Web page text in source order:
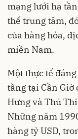
mạng lưới hạ
thế trung tâm,
của hàng hóa,
miền Nam.
Một thực tế
tầng tại Cần Giờ
Hưng và Thủ
Những năm
hàng tỷ USD,